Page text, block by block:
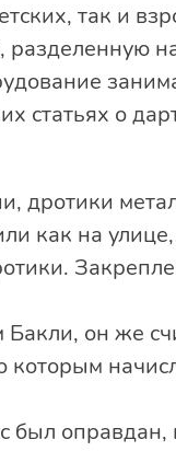
так и
разделенную
статьях о
дротики
как на улице,
он же
которым
был оправдан,